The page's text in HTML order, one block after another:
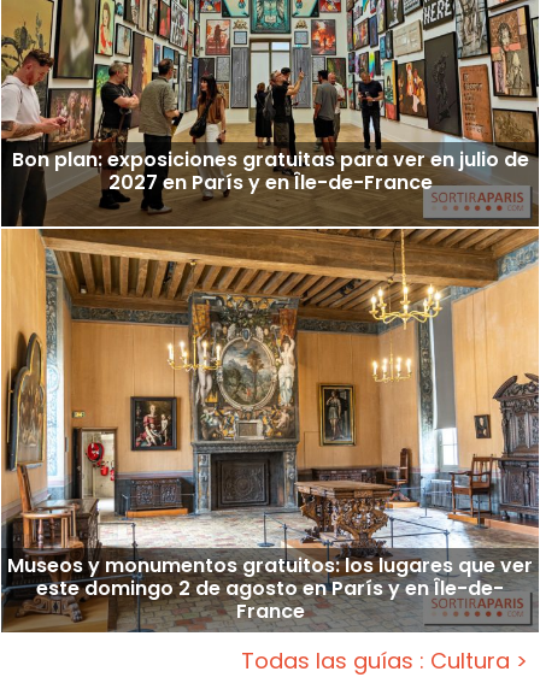
Bon plan: exposiciones gratuitas para ver en julio de
2027 en París y en Île-de-France
Museos y monumentos gratuitos: los lugares que ver
este domingo 2 de agosto en París y en Île-de-
France
Todas las guías : Cultura >